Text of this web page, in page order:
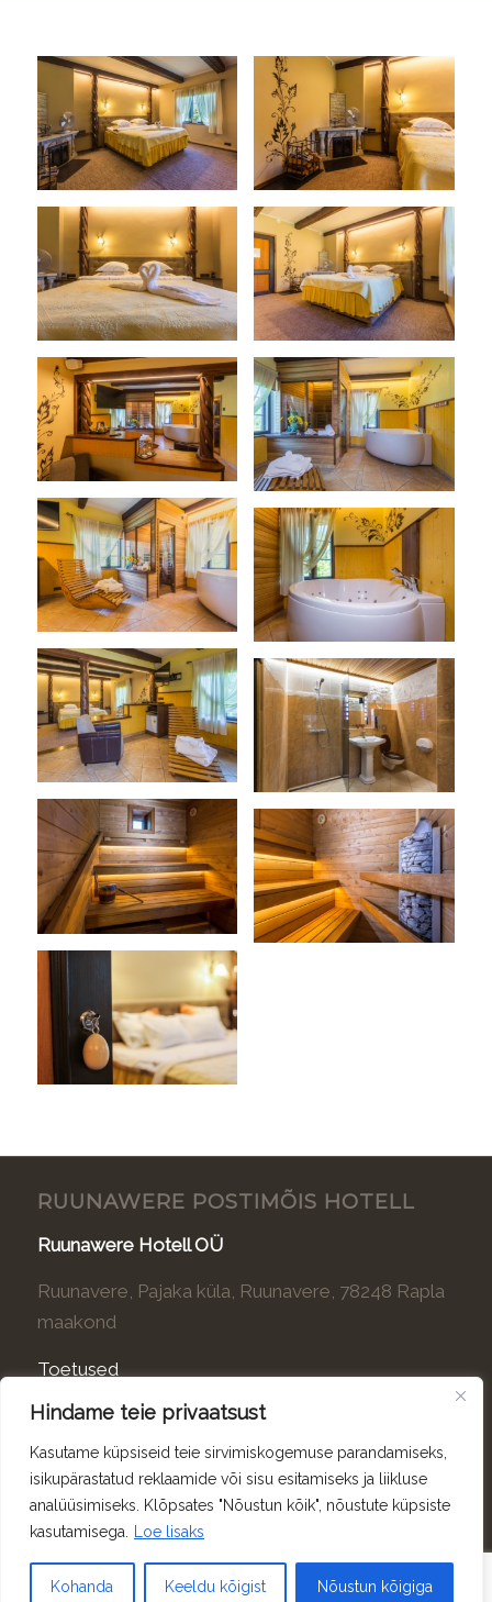
Hindame teie privaatsust
Kasutame küpsiseid teie sirvimiskogemuse parandamiseks,
isikupärastatud reklaamide või sisu esitamiseks ja liikluse
analüüsimiseks. Klõpsates "Nõustun kõik", nõustute küpsiste
kasutamisega.
Loe lisaks
Kohanda Keeldu kõigist Nõustun kõigiga
RUUNAWERE POSTIMÕIS HOTELL
Ruunawere Hotell OÜ
Ruunavere, Pajaka küla, Ruunavere, 78248 Rapla
maakond
Toetused
+372 505 1923
info@ruunawere.ee